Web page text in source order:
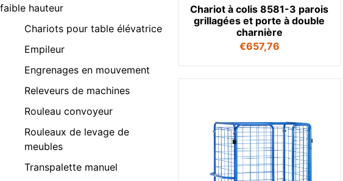
faible hauteur
Chariots pour table élévatrice
Empileur
Engrenages en mouvement
Releveurs de machines
Rouleau convoyeur
Rouleaux de levage de
meubles
Transpalette manuel
Chariot à colis 8581-3 parois
grillagées et porte à double
charnière
€657,76